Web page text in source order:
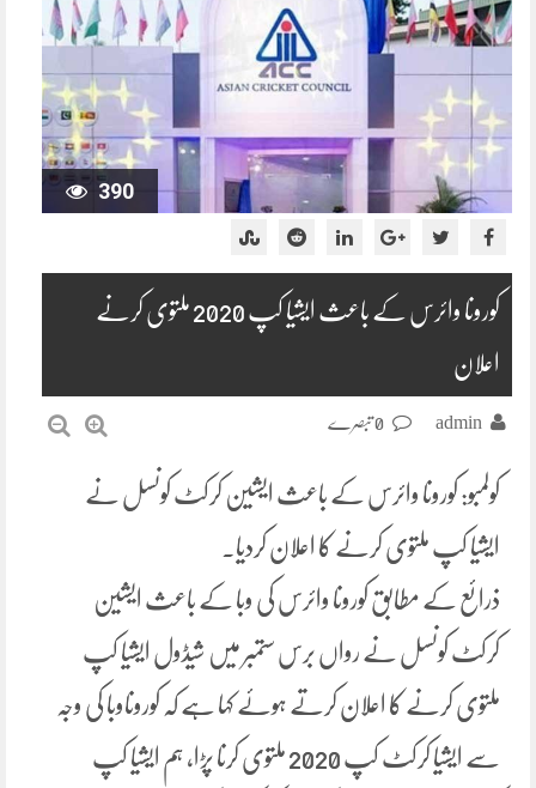
390
کورونا وائرس کے باعث ایشیا کپ 2020 ملتوی کرنے
اعلان
admin
کولمبو: کورونا وائرس کے باعث ایشین کرکٹ کونسل نے
ایشیا کپ ملتوی کرنے کا اعلان کردیا۔
ذرائع کے مطابق کورونا وائرس کی وبا کے باعث ایشین
کرکٹ کونسل نے رواں برس ستمبر میں شیڈول ایشیا کپ
ملتوی کرنے کا اعلان کرتے ہوئے کہا ہے کہ کوروناوبا کی وجہ
سے ایشیا کرکٹ کپ 2020 ملتوی کرنا پڑا، ہم ایشیا کپ